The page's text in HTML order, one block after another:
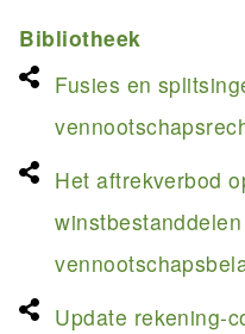
Bibliotheek
Fusies en
Het aftrekverbod
Update rekening-